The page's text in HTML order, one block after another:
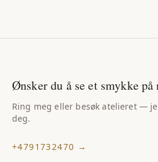
Ønsker du å se et smykke
Ring meg eller besøk atelieret —
deg.
+4791732470 →